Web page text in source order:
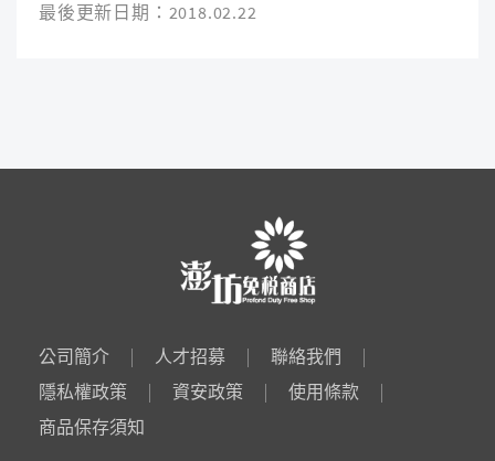
最後更新日期：2018.02.22
公司簡介 人才招募
聯絡我們
隱私權政策
資安政策
使用條款
商品保存須知